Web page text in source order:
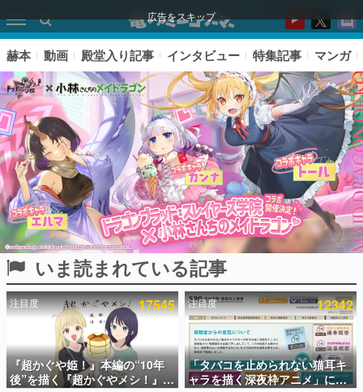
広告をスキップ
ピックアップ
電ファミのいま読まれている記事ランキング
アプリセール情報
インタビュー
赫本 動画 殿堂入り記事 インタビュー 特集記事 マンガ
いま読まれている記事
注目度 17545
『超かぐや姫！』本編の“10年
後”を描く『超かぐやメシ！』
注目度 12342
「タバコを止められない猫耳キ
ャラを描く深夜枠アニメ」に視